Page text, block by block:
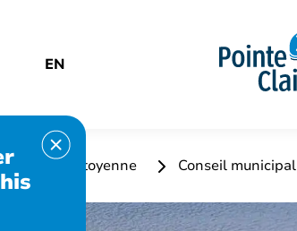
EN
citoyenne Conseil municipal